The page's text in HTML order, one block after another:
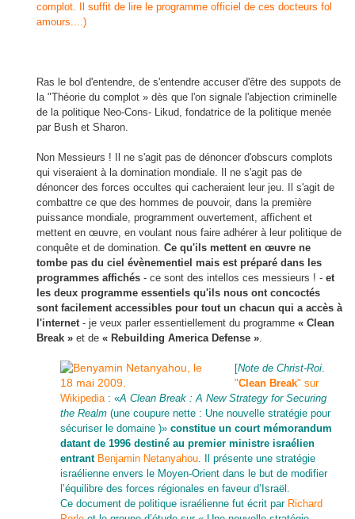
complot. Il suffit de lire le programme officiel de ces docteurs fol
amours....)
Ras le bol d'entendre, de s'entendre accuser d'être des suppots de
la "Théorie du complot » dès que l'on signale l'abjection criminelle
de la politique Neo-Cons- Likud, fondatrice de la politique menée
par Bush et Sharon.
Non Messieurs ! Il ne s'agit pas de dénoncer d'obscurs complots
qui viseraient à la domination mondiale. Il ne s'agit pas de
dénoncer des forces occultes qui cacheraient leur jeu. Il s'agit de
combattre ce que des hommes de pouvoir, dans la première
puissance mondiale, programment ouvertement, affichent et
mettent en œuvre, en voulant nous faire adhérer à leur politique de
conquête et de domination. Ce qu'ils mettent en œuvre ne
tombe pas du ciel évènementiel mais est préparé dans les
programmes affichés - ce sont des intellos ces messieurs ! - et
les deux programme essentiels qu'ils nous ont concoctés
sont facilement accessibles pour tout un chacun qui a accès à
l'internet- je veux parler essentiellement du programme « Clean
Break » et de « Rebuilding America Defense ».
[Note de Christ-Roi.
"Clean Break" sur
Wikipedia : «A Clean Break : A New Strategy for Securing
the Realm (une coupure nette : Une nouvelle stratégie pour
sécuriser le domaine )» constitue un court mémorandum
datant de 1996 destiné au premier ministre israélien
entrant Benjamin Netanyahou. Il présente une stratégie
israélienne envers le Moyen-Orient dans le but de modifier
l’équilibre des forces régionales en faveur d’Israël.
Ce document de politique israélienne fut écrit par Richard